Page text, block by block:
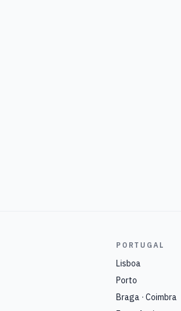
PORTUGAL
Lisboa
Porto
Braga · Coimbra